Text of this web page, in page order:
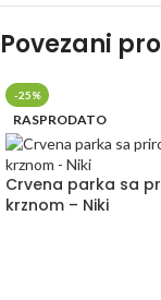
Povezani
-25%
RASPRODATO
Crvena parka sa
krznom – Niki